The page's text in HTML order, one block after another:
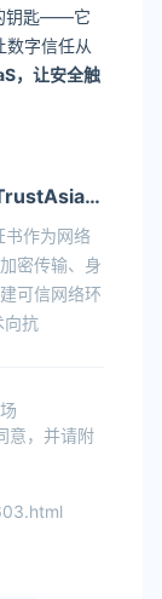
钥匙——它
数字信任从
，让安全触
书作为网络
密传输、身
可信网络环
向抗
意，并请附